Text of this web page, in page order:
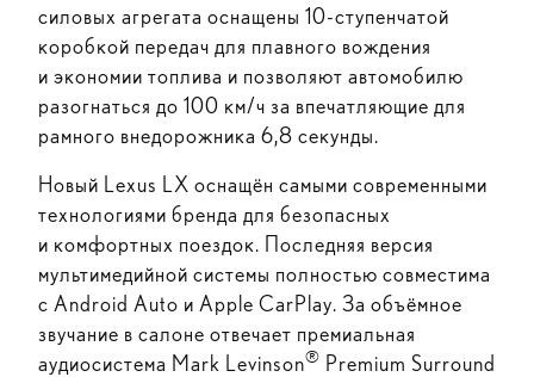
силовых агрегата оснащены 10-ступенчатой
коробкой передач для плавного вождения
и экономии топлива и позволяют автомобилю
разогнаться до 100 км/ч за впечатляющие для
рамного внедорожника 6,8 секунды.
Новый Lexus LX оснащён самыми современными
технологиями бренда для безопасных
и комфортных поездок. Последняя версия
мультимедийной системы полностью совместима
с Android Auto и Apple CarPlay. За объёмное
звучание в салоне отвечает премиальная
аудиосистема Mark Levinson® Premium Surround